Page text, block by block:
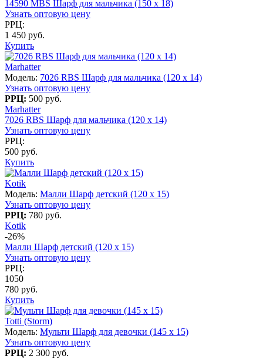
14590 MBS Шарф для мальчика (150 x 18)
Узнать оптовую цену
РРЦ:
1 450 руб.
Купить
Marhatter
Модель: 7026 RBS Шарф для мальчика (120 x 14)
Узнать оптовую цену
РРЦ: 500 руб.
Marhatter
7026 RBS Шарф для мальчика (120 x 14)
Узнать оптовую цену
РРЦ:
500 руб.
Купить
Kotik
Модель: Малли Шарф детский (120 х 15)
Узнать оптовую цену
РРЦ: 780 руб.
Kotik
-26%
Малли Шарф детский (120 х 15)
Узнать оптовую цену
РРЦ:
1050
780 руб.
Купить
Totti (Storm)
Модель: Мульти Шарф для девочки (145 x 15)
Узнать оптовую цену
РРЦ: 2 300 руб.